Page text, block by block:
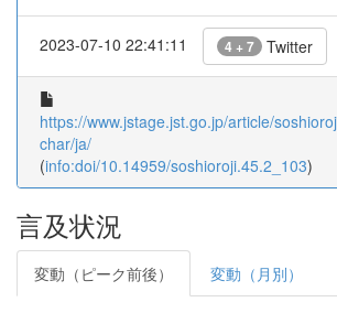
2023-07-10 22:41:11 4 + 7 Twitter
https://www.jstage.jst.go.jp/article/
char/ja/
(info:doi/10.14959/soshioroji.45.2_103)
言及状況
変動（ピーク前後） 変動（月別）